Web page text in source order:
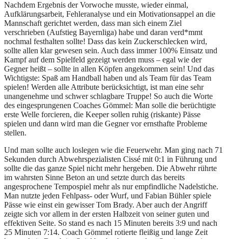
Nachdem Ergebnis der Vorwoche musste, wieder einmal,
Aufklärungsarbeit, Fehleranalyse und ein Motivationsappel an die
Mannschaft gerichtet werden, dass man sich einem Ziel
verschrieben (Aufstieg Bayernliga) habe und daran verd*mmt
nochmal festhalten sollte! Dass das kein Zuckerschlecken wird,
sollte allen klar gewesen sein. Auch dass immer 100% Einsatz und
Kampf auf dem Spielfeld gezeigt werden muss – egal wie der
Gegner heißt – sollte in allen Köpfen angekommen sein! Und das
Wichtigste: Spaß am Handball haben und als Team für das Team
spielen! Werden alle Attribute berücksichtigt, ist man eine sehr
unangenehme und schwer schlagbare Truppe! So auch die Worte
des eingesprungenen Coaches Gömmel: Man solle die berüchtigte
erste Welle forcieren, die Keeper sollen ruhig (riskante) Pässe
spielen und dann wird man die Gegner vor ernsthafte Probleme
stellen.
Und man sollte auch loslegen wie die Feuerwehr. Man ging nach 71
Sekunden durch Abwehrspezialisten Cissé mit 0:1 in Führung und
sollte die das ganze Spiel nicht mehr hergeben. Die Abwehr rührte
im wahrsten Sinne Beton an und setzte durch das bereits
angesprochene Tempospiel mehr als nur empfindliche Nadelstiche.
Man nutzte jeden Fehlpass- oder Wurf, und Fabian Bühler spiele
Pässe wie einst ein gewisser Tom Brady. Aber auch der Angriff
zeigte sich vor allem in der ersten Halbzeit von seiner guten und
effektiven Seite. So stand es nach 15 Minuten bereits 3:9 und nach
25 Minuten 7:14. Coach Gömmel rotierte fleißig und lange Zeit